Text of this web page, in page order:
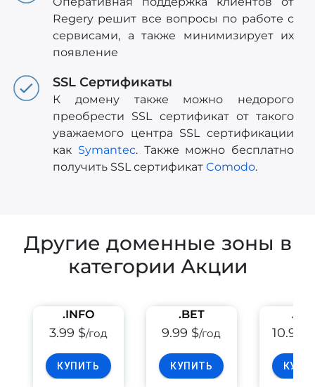
Regery решит все вопросы по работе с
сервисами, а также минимизирует их
появление
SSL Сертификаты
К домену также можно недорого
преобрести SSL сертификат от такого
уважаемого центра SSL сертификации
как Symantec. Также можно бесплатно
получить SSL сертификат Comodo.
Другие доменные зоны в
категории Акции
.INFO
3.99 $/год
КУПИТЬ
.BET
9.99 $/год
КУПИТЬ
10.99 $